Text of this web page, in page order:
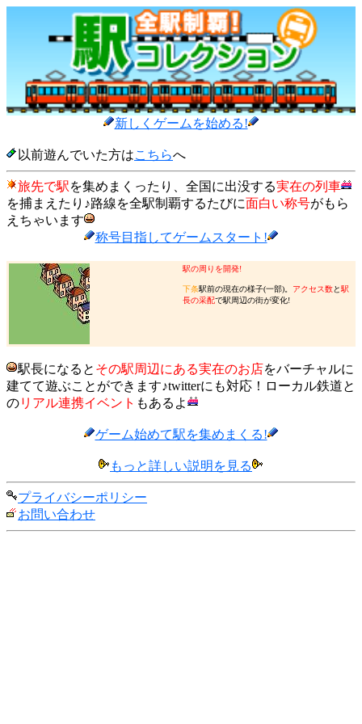
新しくゲームを始める!
以前遊んでいた方はこちらへ
旅先で駅を集めまくったり、全国に出没する実在の列車
を捕まえたり♪路線を全駅制覇するたびに面白い称号がもら
えちゃいます
称号目指してゲームスタート!
駅の周りを開発!
下条駅前の現在の様子(一部)。 アクセス数と駅
長の采配で駅周辺の街が変化!
駅長になると その駅周辺にある実在のお店をバーチャルに
建てて遊ぶことができます♪twitterにも対応！ローカル鉄道と
のリアル連携イベント もあるよ
ゲーム始めて駅を集めまくる!
もっと詳しい説明を見る
プライバシーポリシー
お問い合わせ